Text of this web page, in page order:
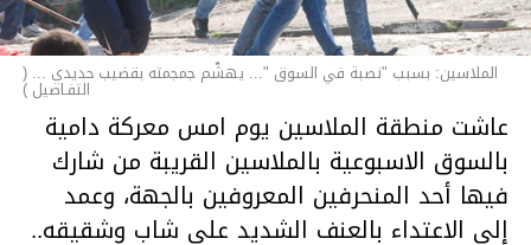
الملاسين: بسبب "نصبة في السوق "... يهشّم جمجمته بقضيب حديدي ... (
التفـاصيل )
عاشت منطقة الملاسين يوم امس معركة دامية
بالسوق الاسبوعية بالملاسين القريبة من شارك
فيها أحد المنحرفين المعروفين بالجهة، وعمد
إلى الاعتداء بالعنف الشديد على شاب وشقيقه..